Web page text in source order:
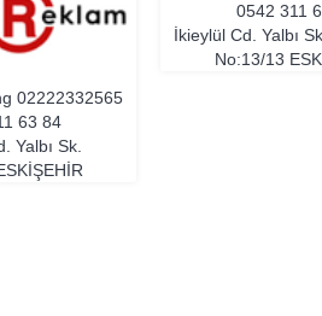
02222332565
63 84
Yalbı Sk.
0542 311
İkieylül Cd. Yalbı
No:13/13